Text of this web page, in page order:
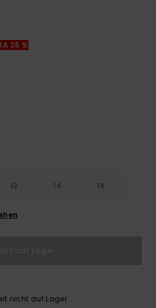
FAQ
ansehen
25 %
12 14 16
nicht auf Lager.